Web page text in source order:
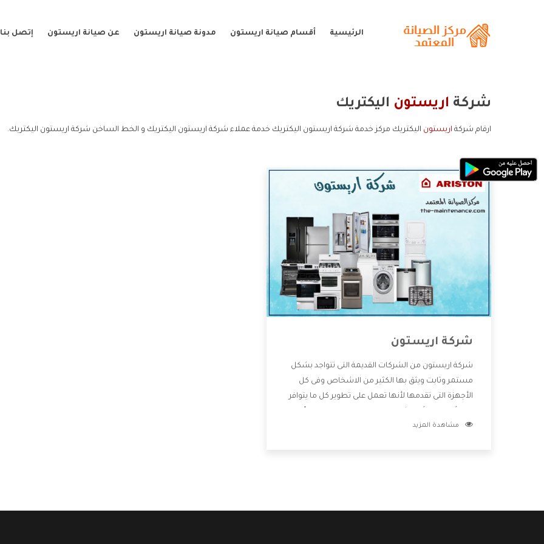
الرئيسية أقسام صيانة اريستون مدونة صيانة اريستون عن صيانة اريستون إتصل بنا
شركة اريستون اليكتريك
ارقام شركة اريستون اليكتريك مركز خدمة شركة اريستون اليكتريك خدمة عملاء شركة اريستون اليكتريك و الخط الساخن شركة اريستون اليكتريك.
شركة اريستون
شركة اريستون من الشركات القديمة التى تتواجد بشكل
مستمر وثابت ويثق بها الكثير من الاشخاص وفى كل
الأجهزة التى تقدمها لأنها تعمل على تطوير كل ما يتوافر
خدمات ما بعد البيع مع المنتجات وتقدم للعملاء أقوى
مشاهدة المزيد